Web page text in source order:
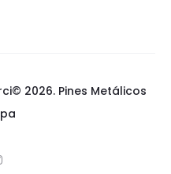
2026.Pines Metálicos